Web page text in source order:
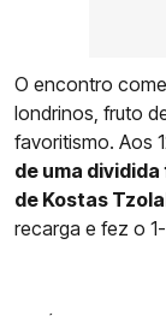
O encontro
londrinos, fruto
favoritismo. Aos
de uma
de Kostas
recarga e fez o